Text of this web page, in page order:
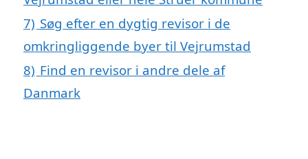
7) Søg efter en dygtig revisor i de
omkringliggende byer til Vejrumstad
8) Find en revisor i andre dele af
Danmark